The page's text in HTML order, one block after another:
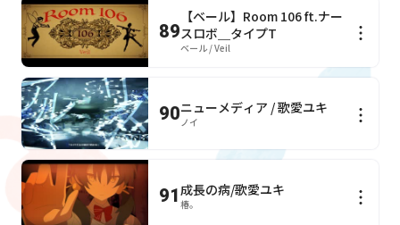
89
【ベール】Room 106 ft.ナー
スロボ＿タイプT
ベール / Veil
90ニューメディア / 歌愛ユキ
ノイ
91 成長の病/歌愛ユキ
椿。